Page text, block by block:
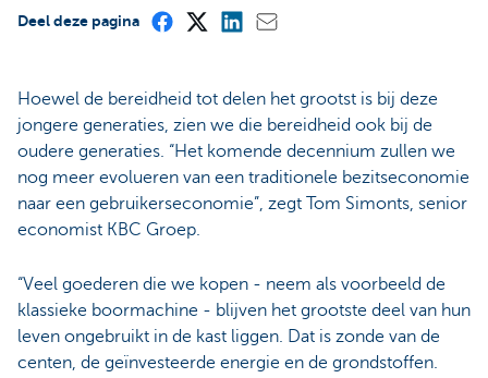
Deel deze pagina
Hoewel de bereidheid tot delen het grootst is bij deze
jongere generaties, zien we die bereidheid ook bij de
oudere generaties. “Het komende decennium zullen we
nog meer evolueren van een traditionele bezitseconomie
naar een gebruikerseconomie”, zegt Tom Simonts, senior
economist KBC Groep.
“Veel goederen die we kopen - neem als voorbeeld de
klassieke boormachine - blijven het grootste deel van hun
leven ongebruikt in de kast liggen. Dat is zonde van de
centen, de geïnvesteerde energie en de grondstoffen.